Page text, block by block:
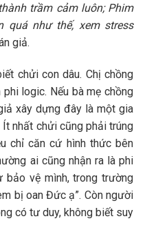
trầm cảm luôn; Phim
quá như thế, xem stress
giả.
chửi con dâu. Chị chồng
logic. Nếu bà mẹ chồng
xây dựng đây là một gia
nhất chửi cũng phải trúng
chỉ căn cứ hình thức bên
ai cũng nhận ra là phi
bảo vệ mình, trong trường
bị oan Đức ạ”. Còn người
có tư duy, không biết suy